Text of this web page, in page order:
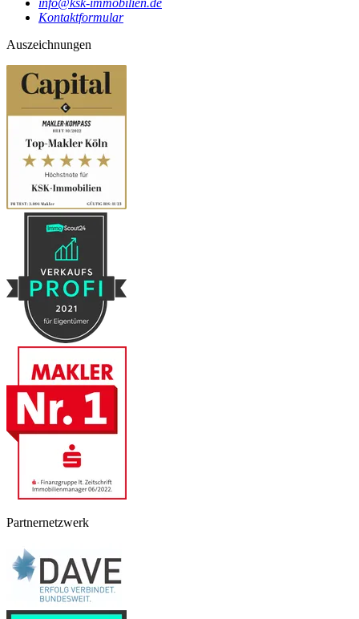
Kontaktformular
Auszeichnungen
Partnernetzwerk